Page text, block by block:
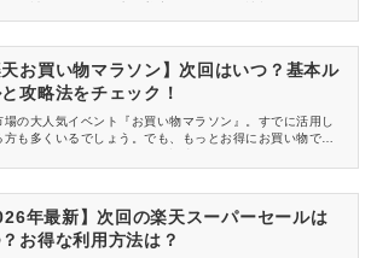
くれる方を募集しています！
天お買い物マラソン】次回はいつ？基本ル
攻略法をチェック！
場の大人気イベント『お買い物マラソン』。すでに活用し
方も多くいるでしょう。でも、もっとお得にお買い物でき
開催されているのか、どんなイベントなのかをご紹介！楽
年最新】次回の楽天スーパーセールは
お得な利用方法は？